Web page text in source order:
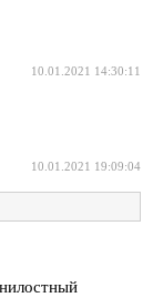
10.01.2021 14:30:11
10.01.2021 19:09:04